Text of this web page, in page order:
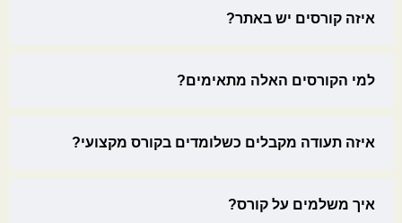
איזה קורסים יש באתר?
למי הקורסים האלה מתאימים?
איזה תעודה מקבלים כשלומדים בקורס מקצועי?
איך משלמים על קורס?